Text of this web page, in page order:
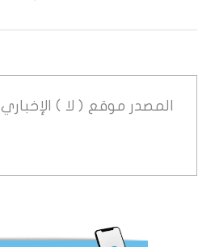
المصدر موقع ( لا ) الإخباري